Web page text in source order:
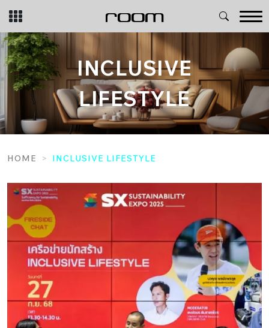
Skip
content
INCLUSIVE
LIFESTYLE
HOME INCLUSIVE LIFESTYLE